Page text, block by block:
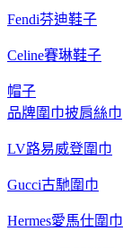
Fendi芬迪鞋子
Celine賽琳鞋子
帽子
品牌圍巾披肩絲巾
LV路易威登圍巾
Gucci古馳圍巾
Hermes愛馬仕圍巾